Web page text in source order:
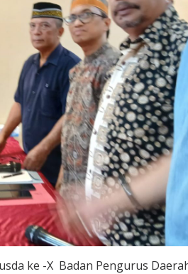
ke -X Badan Pengurus